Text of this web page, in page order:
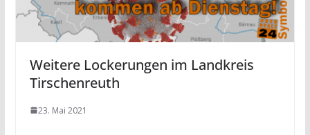
Weitere Lockerungen im Landkreis
Tirschenreuth
23. Mai 2021